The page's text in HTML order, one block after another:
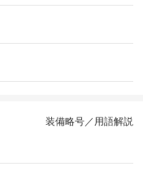
装備略号／用語解説